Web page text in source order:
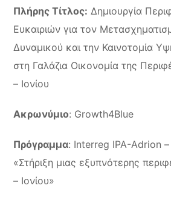
Πλήρης Τίτλος: Δημιουργία
Ευκαιριών για τον
Δυναμικού και την Καινοτομία
στη Γαλάζια Οικονομία της
– Ιονίου
Ακρωνύμιο: Growth4Blue
Πρόγραμμα: Interreg IPA-Adrion
«Στήριξη μιας εξυπνότερης
– Ιονίου»